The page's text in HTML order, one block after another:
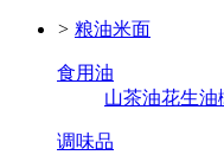
> 粮油米面
食用油
山茶油花生油
调味品